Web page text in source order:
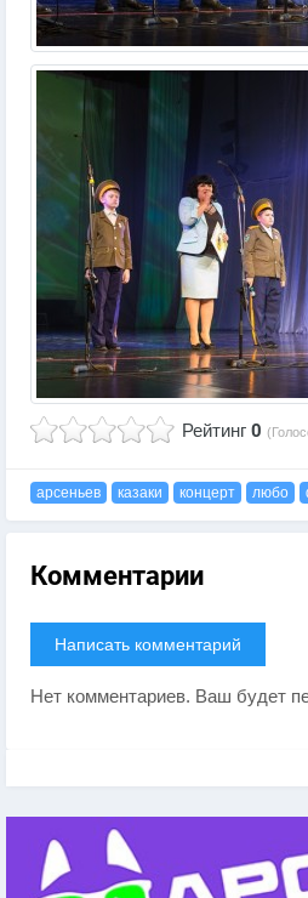
Рейтинг 0
арсеньев казаки концерт любо
Комментарии
Написать комментарий
Нет комментариев. Ваш будет